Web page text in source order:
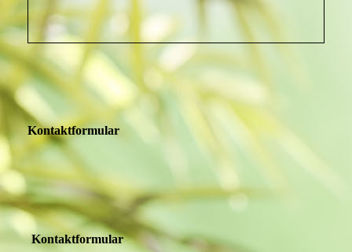
Kontaktformular
Kontaktformular